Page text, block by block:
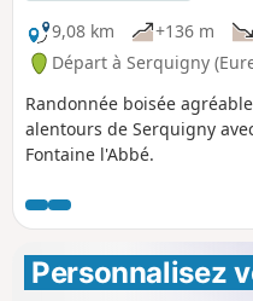
9,08 km
+136 m
Départ à Serquigny
Randonnée boisée
alentours de Serquigny
Fontaine l'Abbé.
Personnalisez